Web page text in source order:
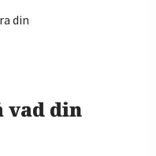
din
vad din